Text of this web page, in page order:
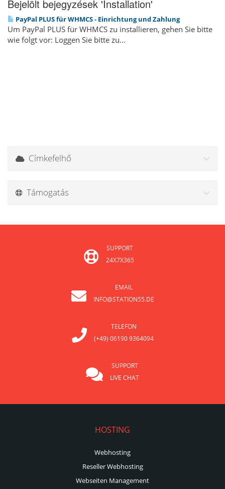
Bejelölt bejegyzések 'Installation'
PayPal PLUS für WHMCS - Einrichtung und Zahlung
Um PayPal PLUS für WHMCS zu installieren, gehen Sie bitte
wie folgt vor: Loggen Sie bitte zu...
Címkefelhő
Támogatás
SUPPORT
24X7X365
EMAIL
INFO@STATION55.DE
TELEFON
(+49) 06190 9364094
SUPPORT
LIVE CHAT
HOSTING
Webhosting
Reseller Webhosting
Webseiten Management